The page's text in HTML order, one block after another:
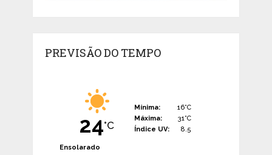
PREVISÃO DO TEMPO
24°C
Mínima:
16°C
Máxima:
31°C
Índice UV:
8.5
Ensolarado